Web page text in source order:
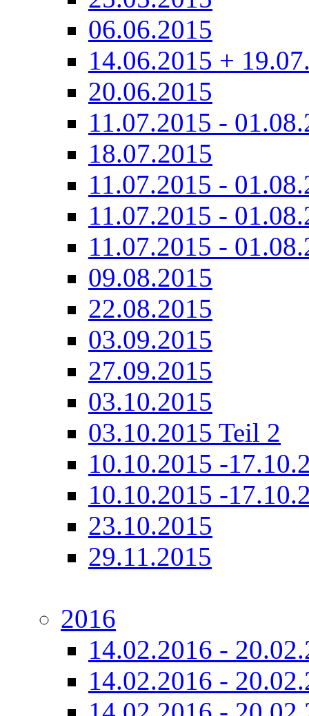
06.06.2015
14.06.2015 +
20.06.2015
11.07.2015 -
18.07.2015
11.07.2015 -
11.07.2015 -
11.07.2015 -
09.08.2015
22.08.2015
03.09.2015
27.09.2015
03.10.2015
03.10.2015 Teil 2
10.10.2015 -
10.10.2015 -
23.10.2015
29.11.2015
2016
14.02.2016 -
14.02.2016 -